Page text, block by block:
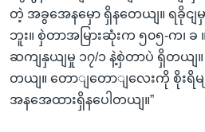
တဲ့ အခွအေနမှော ရှိနတေယျ။ ရခိုင
ဘူး။ စှဲတာအမြားဆုံးက ၅၀၅-က၊ ခ
ဆကျနှယျမှု ၁၇/၁ နဲ့စှဲတာပဲ ရှိတယျ။
တယျ။ တောျတောျလေးကို စိုးရိ
အနအေထားရှိနပေါတယျ။”